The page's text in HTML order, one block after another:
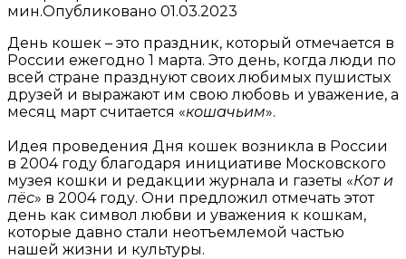
мин.Опубликовано 01.03.2023
День кошек – это праздник, который отмечается в
России ежегодно 1 марта. Это день, когда люди по
всей стране празднуют своих любимых пушистых
друзей и выражают им свою любовь и уважение, а
месяц март считается «кошачьим».
Идея проведения Дня кошек возникла в России
в 2004 году благодаря инициативе Московского
музея кошки и редакции журнала и газеты «Кот и
пёс» в 2004 году. Они предложил отмечать этот
день как символ любви и уважения к кошкам,
которые давно стали неотъемлемой частью
нашей жизни и культуры.